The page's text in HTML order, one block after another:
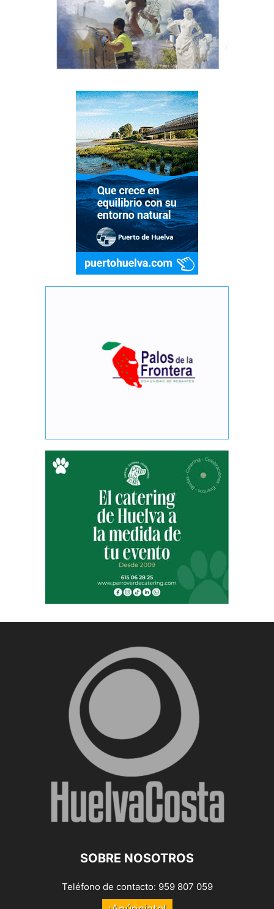
SOBRE NOSOTROS
Teléfono de contacto: 959 807 059